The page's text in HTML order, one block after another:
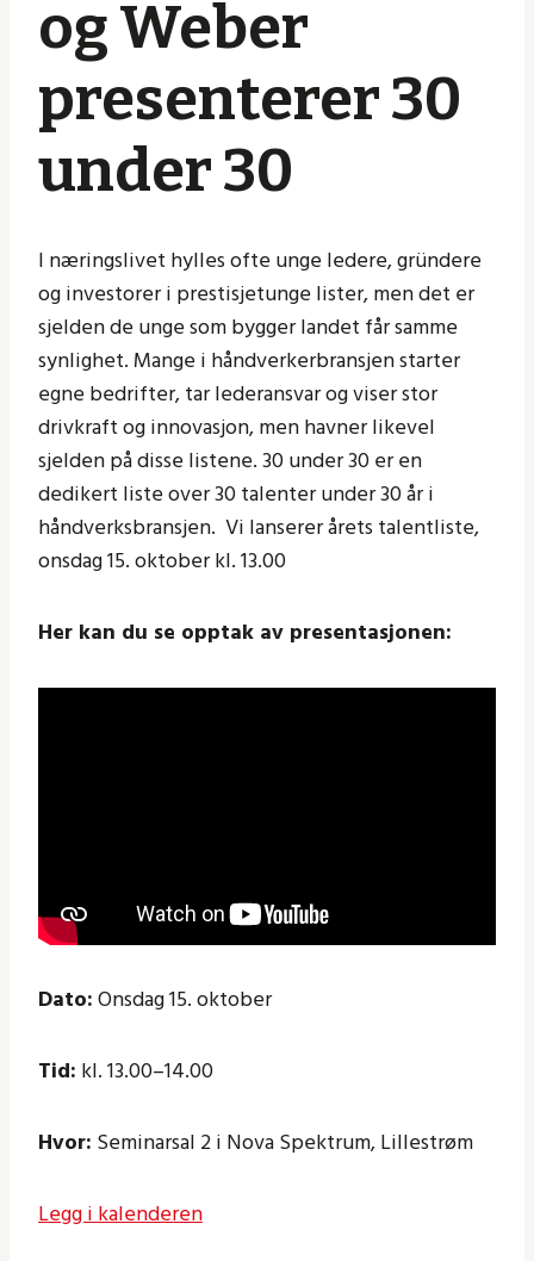
og Weber
presenterer 30
under 30
I næringslivet hylles ofte unge ledere, gründere
og investorer i prestisjetunge lister, men det er
sjelden de unge som bygger landet får samme
synlighet. Mange i håndverkerbransjen starter
egne bedrifter, tar lederansvar og viser stor
drivkraft og innovasjon, men havner likevel
sjelden på disse listene. 30 under 30 er en
dedikert liste over 30 talenter under 30 år i
håndverksbransjen. Vi lanserer årets talentliste,
onsdag 15. oktober kl. 13.00
Her kan du se opptak av presentasjonen:
Dato:Onsdag 15. oktober
Tid: kl. 13.00–14.00
Hvor: Seminarsal 2 i Nova Spektrum, Lillestrøm
Legg i kalenderen